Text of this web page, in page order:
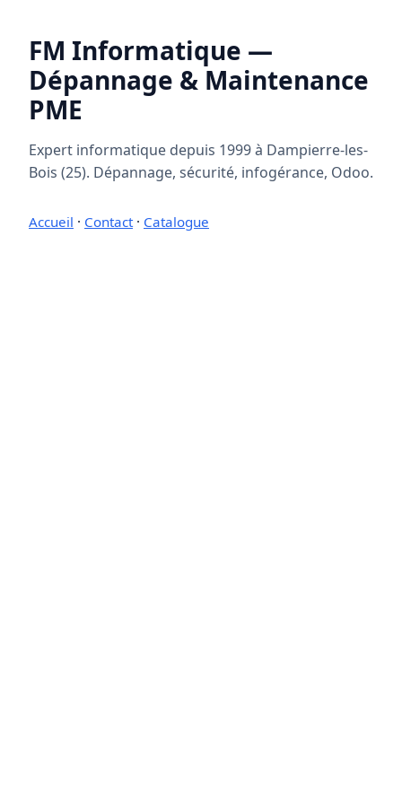
FM Informatique —
Dépannage & Maintenance
PME
Expert informatique depuis 1999 à Dampierre-les-
Bois (25). Dépannage, sécurité, infogérance, Odoo.
Accueil · Contact· Catalogue